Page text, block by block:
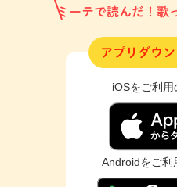
ミーテで読んだ！歌
アプリダウン
iOSをご利用
Androidをご利